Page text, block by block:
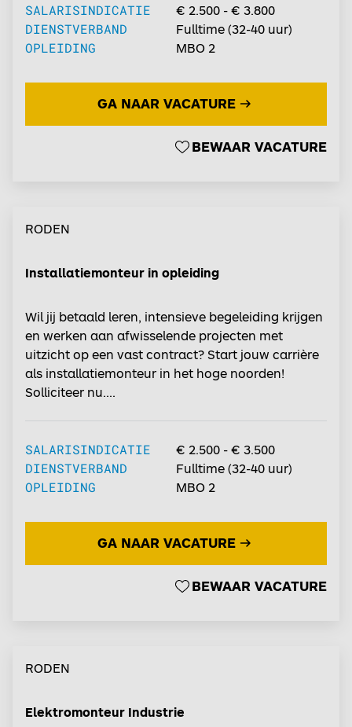
SALARISINDICATIE € 2.500 - € 3.800
DIENSTVERBAND Fulltime (32-40 uur)
OPLEIDING MBO 2
BEWAAR VACATURE
GA NAAR VACATURE
RODEN
Installatiemonteur in opleiding
Wil jij betaald leren, intensieve begeleiding krijgen
en werken aan afwisselende projecten met
uitzicht op een vast contract? Start jouw carrière
als installatiemonteur in het hoge noorden!
Solliciteer nu....
SALARISINDICATIE € 2.500 - € 3.500
DIENSTVERBAND Fulltime (32-40 uur)
OPLEIDING MBO 2
BEWAAR VACATURE
GA NAAR VACATURE
RODEN
Elektromonteur Industrie